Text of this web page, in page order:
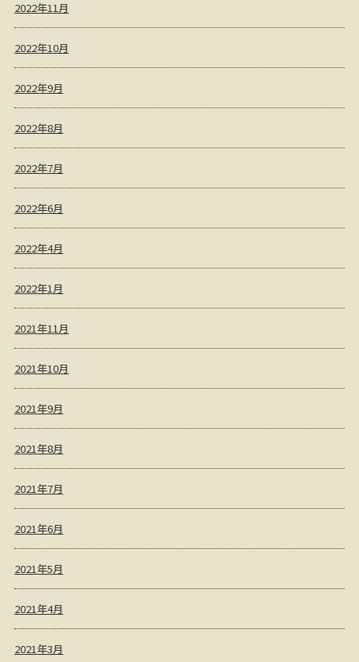
2022年11月
2022年10月
2022年9月
2022年8月
2022年7月
2022年6月
2022年4月
2022年1月
2021年11月
2021年10月
2021年9月
2021年8月
2021年7月
2021年6月
2021年5月
2021年4月
2021年3月